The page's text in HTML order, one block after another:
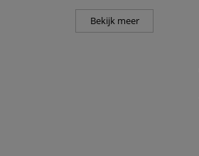
Bekijk meer